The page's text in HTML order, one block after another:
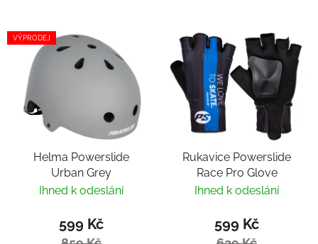
VÝPRODEJ
Helma Powerslide
Urban Grey
Ihned k odeslání
599 Kč
Rukavice Powerslide
Race Pro Glove
Ihned k odeslání
599 Kč